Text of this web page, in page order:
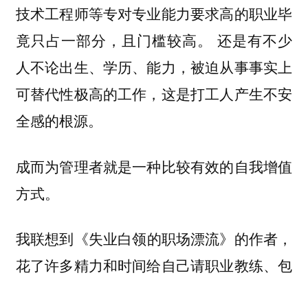
技术工程师等专对专业能力要求高的职业毕
竟只占一部分，且门槛较高。还是有不少
人不论出生、学历、能力，被迫从事事实上
可替代性极高的工作，这是打工人产生不安
全感的根源。
成而为管理者就是一种比较有效的自我增值
方式。
我联想到 《失业白领的职场漂流》 的作者，
花了许多精力和时间给自己请职业教练、包